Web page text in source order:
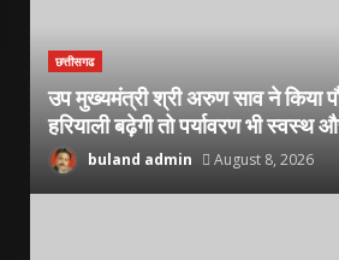
छत्तीसगढ
उप मुख्यमंत्री श्री अरुण साव ने किया
हरियाली बढ़ेगी तो पर्यावरण भी स्वस्थ
buland admin August 8, 2026